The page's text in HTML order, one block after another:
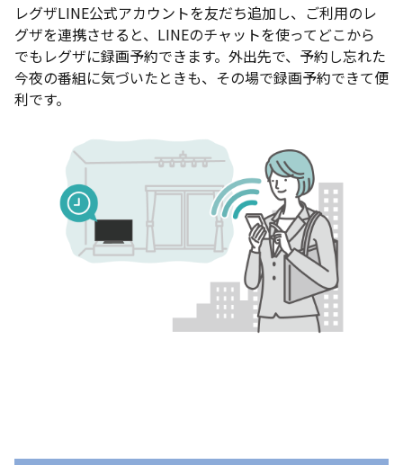
レグザLINE公式アカウントを友だち追加し、ご利用のレ
グザを連携させると、LINEのチャットを使ってどこから
でもレグザに録画予約できます。外出先で、予約し忘れた
今夜の番組に気づいたときも、その場で録画予約できて便
利です。